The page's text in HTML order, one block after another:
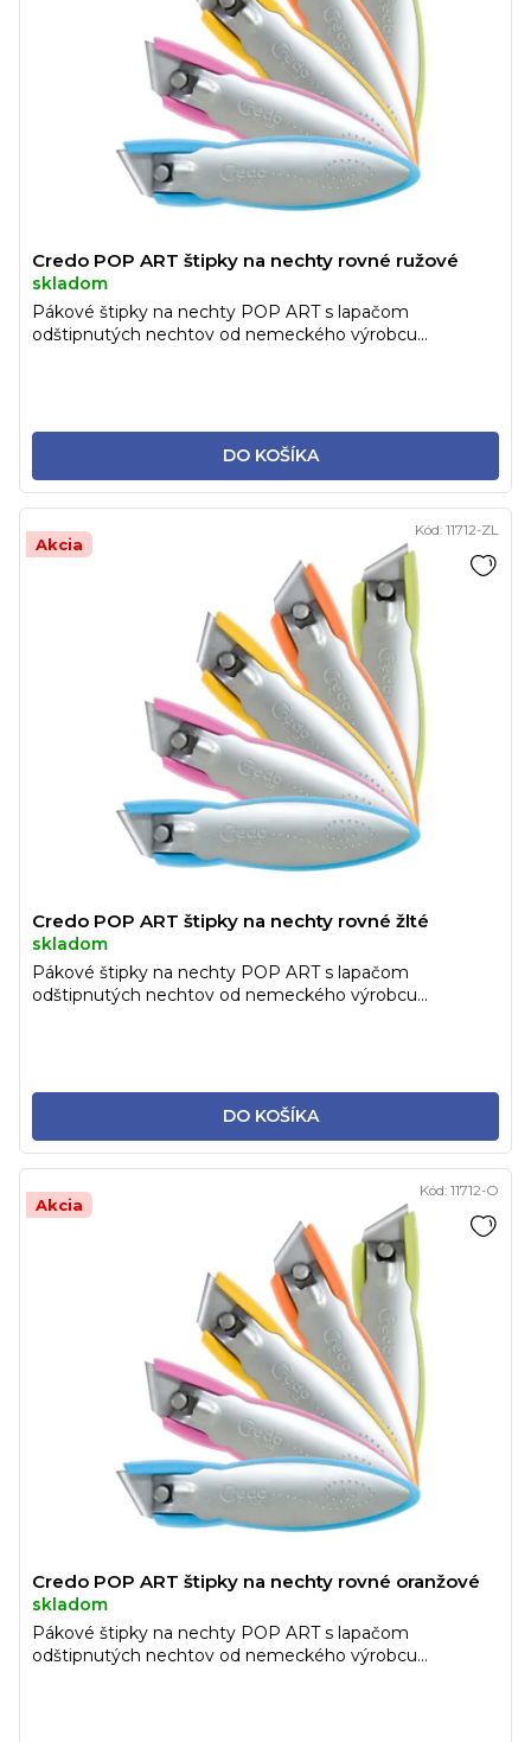
Credo POP ART štipky na nechty rovné ružové
skladom
DO KOŠÍKA
Pákové štipky na nechty POP ART s lapačom
odštipnutých nechtov od nemeckého výrobcu...
Akcia
Credo POP ART štipky na nechty rovné žlté
skladom
DO KOŠÍKA
Pákové štipky na nechty POP ART s lapačom
odštipnutých nechtov od nemeckého výrobcu...
Kód: 11712-ZL
Akcia
Credo POP ART štipky na nechty rovné oranžové
skladom
Pákové štipky na nechty POP ART s lapačom
odštipnutých nechtov od nemeckého výrobcu...
Kód: 11712-O